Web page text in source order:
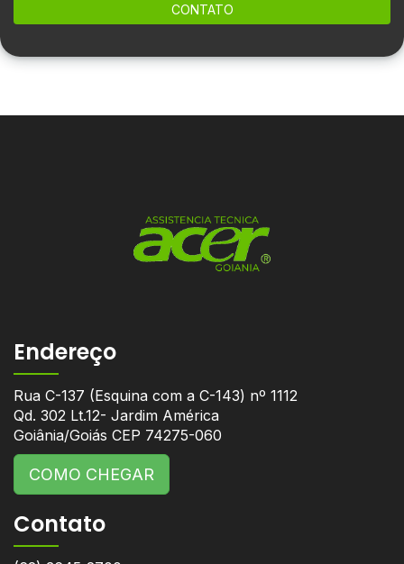
CONTATO
Endereço
Rua C-137 (Esquina com a C-143) nº 1112
Qd. 302 Lt.12- Jardim América
Goiânia/Goiás CEP 74275-060
COMO CHEGAR
Contato